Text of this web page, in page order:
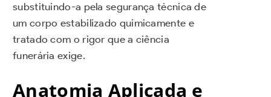
substituindo-a pela segurança técnica de
um corpo estabilizado quimicamente e
tratado com o rigor que a ciência
funerária exige.
Anatomia Aplicada e